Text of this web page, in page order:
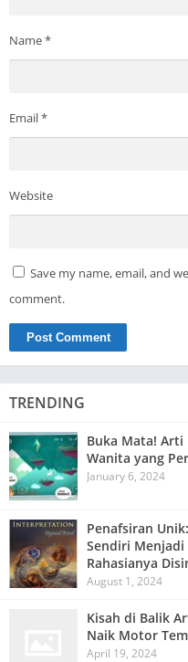
Name*
Email*
Website
Save my name, email, and
comment.
TRENDING
Buka Mata! Arti
Wanita yang
January 6, 2024
Penafsiran
Sendiri Menjadi
Rahasianya
August 1, 2024
Kisah di Balik
Naik Motor
April 19, 2024